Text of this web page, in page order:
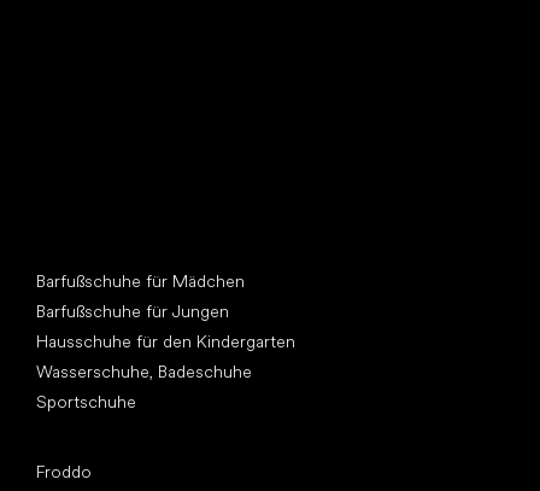
Barfußschuhe für Mädchen
Barfußschuhe für Jungen
Hausschuhe für den Kindergarten
Wasserschuhe, Badeschuhe
Sportschuhe
Froddo